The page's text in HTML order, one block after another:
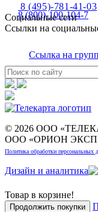
8 (800)-100-104-7
8 (495)-781-41-03
Социальные сети
Ссылки на
Ссылка на
© 2026 ООО
ООО «ОРИОН
Политика обработки
Дизайн и аналитика
Товар в корзине!
Продолжить покупки